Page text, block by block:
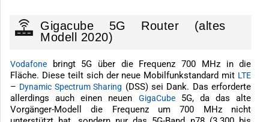
Gigacube 5G Router (altes
Modell 2020)
Vodafone bringt 5G über die Frequenz 700 MHz in die
Fläche. Diese teilt sich der neue Mobilfunkstandard mit LTE
– Dynamic Spectrum Sharing (DSS) sei Dank. Das erforderte
allerdings auch einen neuen GigaCube5G, da das alte
Vorgänger-Modell die Frequenz um 700 MHz nicht